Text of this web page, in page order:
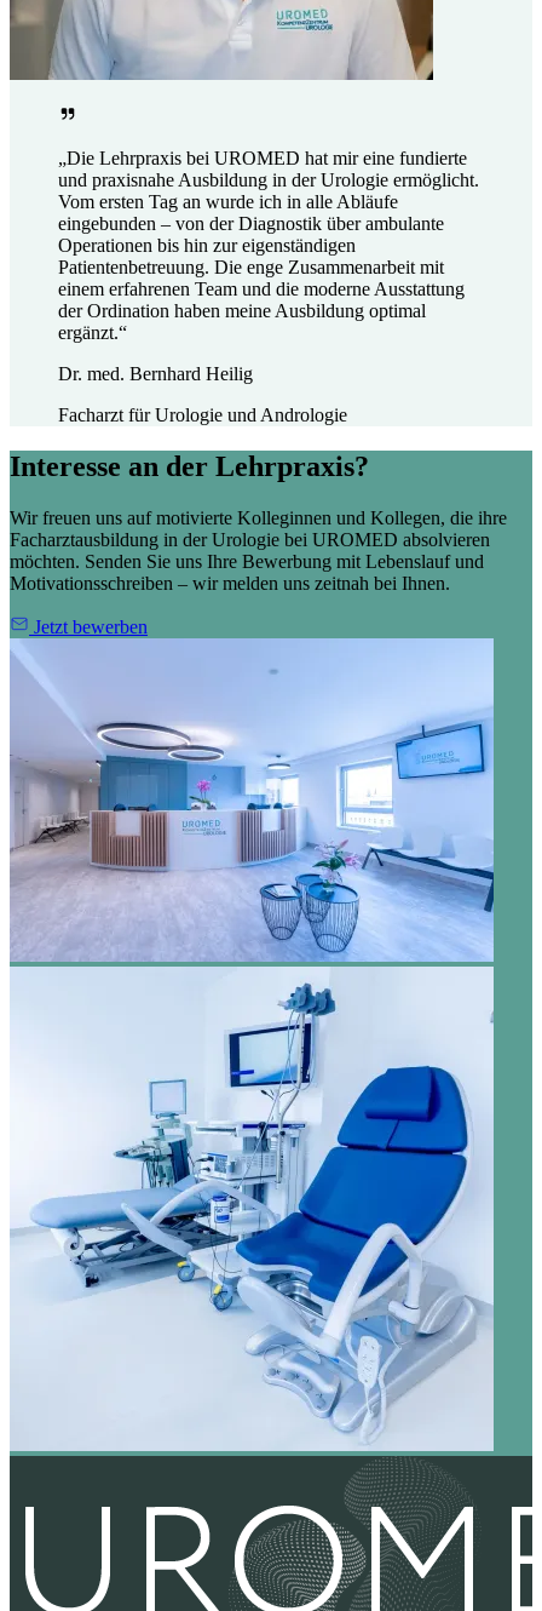
„Die Lehrpraxis bei UROMED hat mir eine fundierte
und praxisnahe Ausbildung in der Urologie ermöglicht.
Vom ersten Tag an wurde ich in alle Abläufe
eingebunden – von der Diagnostik über ambulante
Operationen bis hin zur eigenständigen
Patientenbetreuung. Die enge Zusammenarbeit mit
einem erfahrenen Team und die moderne Ausstattung
der Ordination haben meine Ausbildung optimal
ergänzt.“
Dr. med. Bernhard Heilig
Facharzt für Urologie und Andrologie
Interesse an der Lehrpraxis?
Wir freuen uns auf motivierte Kolleginnen und Kollegen, die ihre
Facharztausbildung in der Urologie bei UROMED absolvieren
möchten. Senden Sie uns Ihre Bewerbung mit Lebenslauf und
Motivationsschreiben – wir melden uns zeitnah bei Ihnen.
Jetzt bewerben